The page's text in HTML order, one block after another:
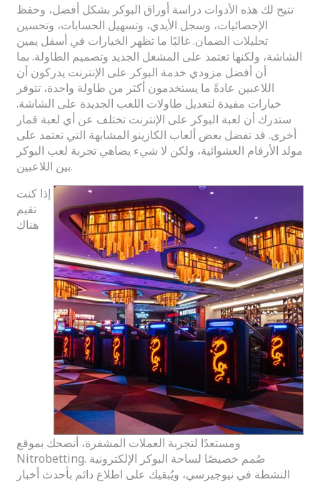
تتيح لك هذه الأدوات دراسة أوراق البوكر بشكل أفضل، وحفظ
الإحصائيات، وسجل الأيدي، وتسهيل الحسابات، وتحسين
تحليلات الضمان. غالبًا ما تظهر الخيارات في أسفل يمين
الشاشة، ولكنها تعتمد على المشغل الجديد وتصميم الطاولة. بما
أن أفضل مزودي خدمة البوكر على الإنترنت يدركون أن
اللاعبين عادةً ما يستخدمون أكثر من طاولة واحدة، تتوفر
خيارات مفيدة لتعديل طاولات اللعب الجديدة على الشاشة.
ستدرك أن لعبة البوكر على الإنترنت تختلف عن أي لعبة قمار
أخرى. قد تفضل بعض ألعاب الكازينو المشابهة التي تعتمد على
مولد الأرقام العشوائية، ولكن لا شيء يضاهي تجربة لعب البوكر
بين اللاعبين.
إذا كنت
تقيم
هناك
ومستعدًا لتجربة العملات المشفرة، أنصحك بموقع
Nitrobetting. صُمم خصيصًا لساحة البوكر الإلكترونية
النشطة في نيوجيرسي، ويُبقيك على اطلاع دائم بأحدث أخبار